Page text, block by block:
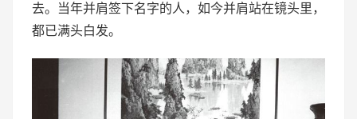
去。当年并肩签下名字的人，如今并肩站在镜头里，
都已满头白发。